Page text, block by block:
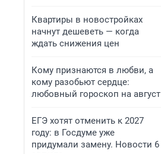
Квартиры в новостройках
начнут дешеветь — когда
ждать снижения цен
Кому признаются в любви, а
кому разобьют сердце:
любовный гороскоп на август
ЕГЭ хотят отменить к 2027
году: в Госдуме уже
придумали замену. Новости 6